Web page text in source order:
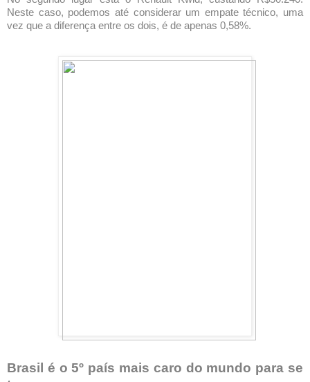
Neste caso, podemos até considerar um empate técnico, uma
vez que a diferença entre os dois, é de apenas 0,58%.
Brasil é o 5º país mais caro do mundo para se